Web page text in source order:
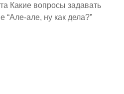
Какие вопросы задавать
“Але-але, ну как дела?”